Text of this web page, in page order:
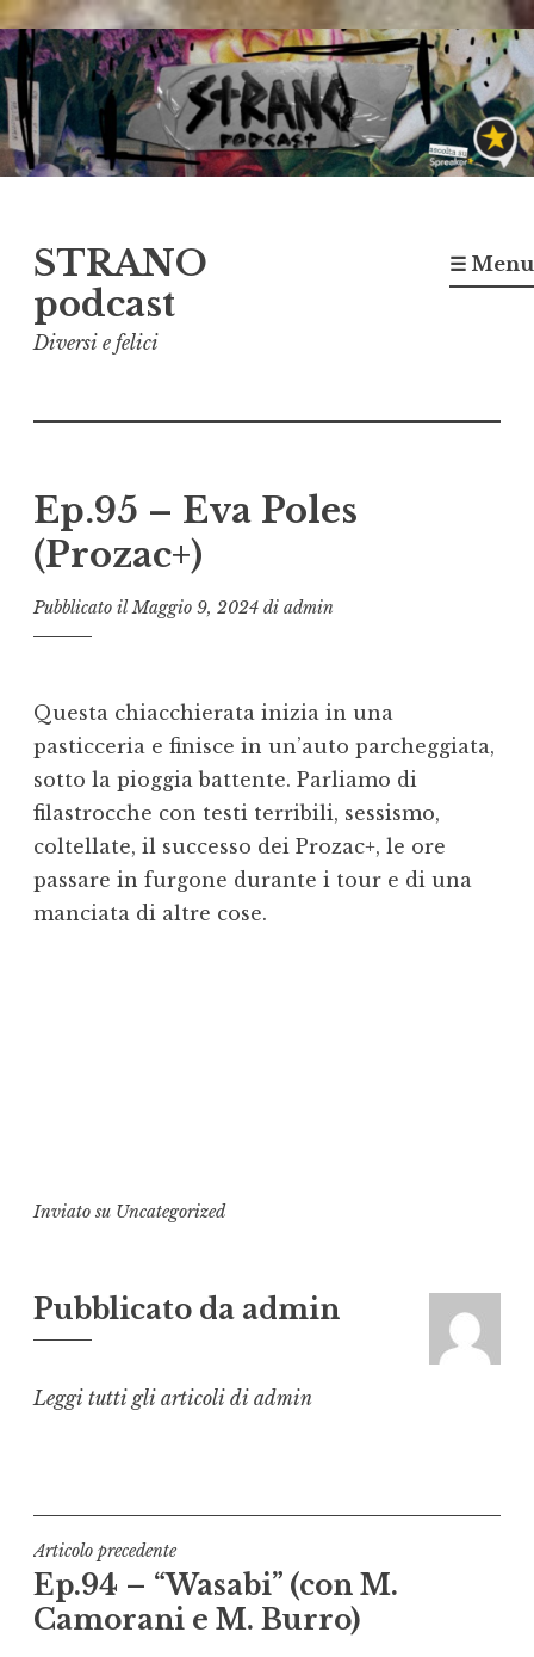
Vai
al
contenuto
STRANO
podcast
Diversi e felici
☰ Menu
Ep.95 – Eva Poles
(Prozac+)
Pubblicato ilMaggio 9, 2024 di admin
Questa chiacchierata inizia in una
pasticceria e finisce in un’auto parcheggiata,
sotto la pioggia battente. Parliamo di
filastrocche con testi terribili, sessismo,
coltellate, il successo dei Prozac+, le ore
passare in furgone durante i tour e di una
manciata di altre cose.
Inviato su Uncategorized
Pubblicato da admin
Leggi tutti gli articoli di admin
Navigazione
articoli
Articolo precedente
Ep.94 – “Wasabi” (con M.
Camorani e M. Burro)